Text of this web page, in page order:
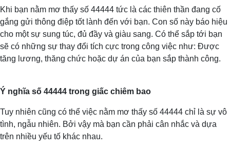
Khi bạn nằm mơ thấy số 44444 tức là các thiên thần đang cố
gắng gửi thông điệp tốt lành đến với bạn. Con số này báo hiệu
cho một sự sung túc, đủ đầy và giàu sang. Có thể sắp tới bạn
sẽ có những sự thay đổi tích cực trong công việc như: Được
tăng lương, thăng chức hoặc dự án của bạn sắp thành công.
Ý nghĩa số 44444 trong giấc chiêm bao
Tuy nhiên cũng có thể việc nằm mơ thấy số 44444 chỉ là sự vô
tình, ngẫu nhiên. Bởi vậy mà bạn cần phải cân nhắc và dựa
trên nhiều yếu tố khác nhau.